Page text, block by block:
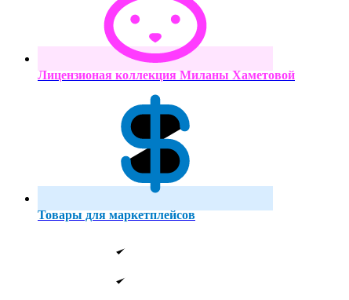
Лицензионая коллекция Миланы Хаметовой
Товары для маркетплейсов